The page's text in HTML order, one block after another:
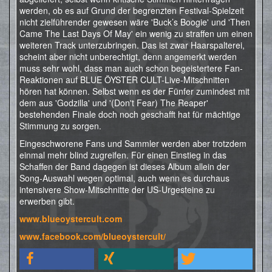
werden, ob es auf Grund der begrenzten Festival-Spielzeit
nicht zielführender gewesen wäre 'Buck’s Boogie' und 'Then
Came The Last Days Of May' ein wenig zu straffen um einen
weiteren Track unterzubringen. Das ist zwar Haarspalterei,
scheint aber nicht unberechtigt, denn angemerkt werden
muss sehr wohl, dass man auch schon begeistertere Fan-
Reaktionen auf BLUE ÖYSTER CULT-Live-Mitschnitten
hören hat können. Selbst wenn es der Fünfer zumindest mit
dem aus 'Godzilla' und '(Don't Fear) The Reaper'
bestehenden Finale doch noch geschafft hat für mächtige
Stimmung zu sorgen.
Eingeschworene Fans und Sammler werden aber trotzdem
einmal mehr blind zugreifen. Für einen Einstieg in das
Schaffen der Band dagegen ist dieses Album allein der
Song-Auswahl wegen optimal, auch wenn es durchaus
intensivere Show-Mitschnitte der US-Urgesteine zu
erwerben gibt.
www.blueoystercult.com
www.facebook.com/blueoystercult/